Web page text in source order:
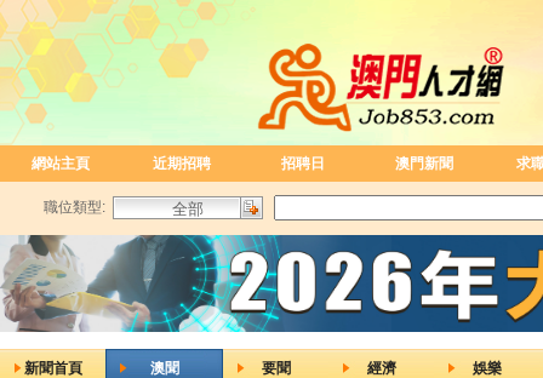
網站主頁 近期招聘 招聘日 澳門新聞 求
職位類型:
新聞首頁 澳聞 要聞 經濟 娛樂